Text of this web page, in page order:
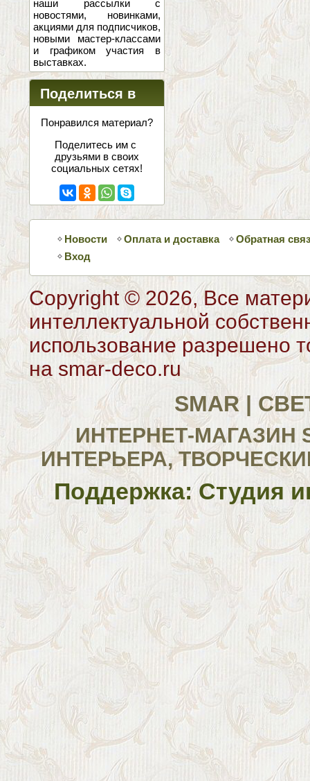
наши рассылки с
новостями, новинками,
акциями для подписчиков,
новыми мастер-классами
и графиком участия в
выставках.
Поделиться в
соцсетях
Понравился материал?
Поделитесь им с
друзьями в своих
социальных сетях!
Новости Оплата и доставка
Обратная
Вход
Copyright © 2026, Все
интеллектуальной
использование разрешено
на smar-deco.ru
SMAR |
ИНТЕРНЕТ-МАГАЗИН
ИНТЕРЬЕРА,
Поддержка: Студия